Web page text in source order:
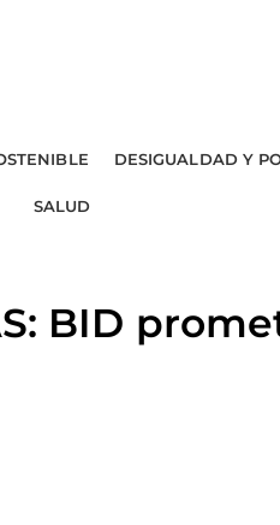
DESIGUALDAD Y
SALUD
BID